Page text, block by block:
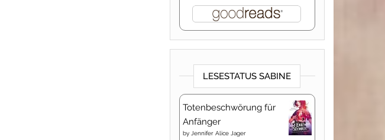
LESESTATUS SABINE
Totenbeschwörung für
Anfänger
by Jennifer Alice Jager